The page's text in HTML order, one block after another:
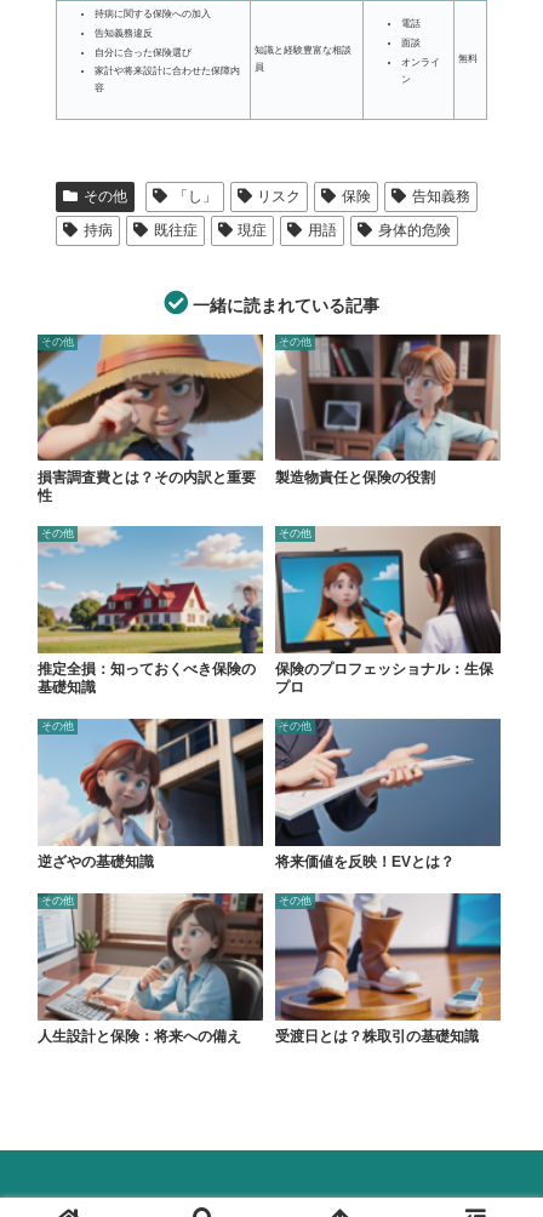
持病に関する保険への加入
告知義務違反
自分に合った保険選び
家計や将来設計に合わせた保障内
容
知識と経験豊富な相談
員
電話
面談
オンライ
ン
無料
その他 「し」 リスク 保険
告知義務
持病
既往症 現症 用語 身体的危険
一緒に読まれている記事
その他
損害調査費とは？その内訳と重要
性
その他
製造物責任と保険の役割
その他
推定全損：知っておくべき保険の
基礎知識
その他
保険のプロフェッショナル：生保
プロ
その他
逆ざやの基礎知識
その他
将来価値を反映！EVとは？
その他
人生設計と保険：将来への備え
その他
受渡日とは？株取引の基礎知識